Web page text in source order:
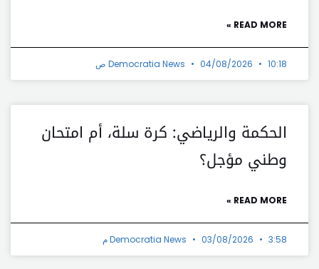
READ MORE »
Democratia News 04/08/2026 10:18 ص
الحكمة والرياضي: كرة سلة، أم امتحان
وطني مؤجل؟
READ MORE »
Democratia News 03/08/2026 3:58 م